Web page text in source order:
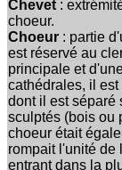
Chevet :
choeur.
Choeur : partie
est réservé au
principale et
cathédrales, il
dont il est séparé
sculptés (bois ou
choeur était
rompait l'unité de
entrant dans la